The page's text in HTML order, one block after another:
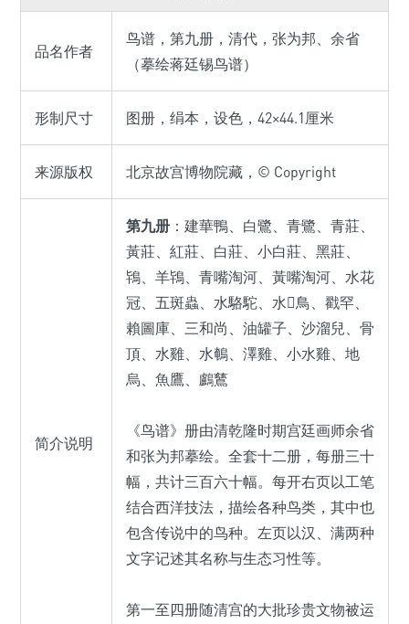
品名作者
鸟谱，第九册，清代，张为邦、余省
（摹绘蒋廷锡鸟谱）
形制尺寸 图册，绢本，设色，42×44.1厘米
来源版权 北京故宫博物院藏，© Copyright
简介说明
第九册 ：建華鴨、白鷺、青鷺、青莊、
黃莊、紅莊、白莊、小白莊、黑莊、
鴇、羊鴇、青嘴淘河、黃嘴淘河、水花
冠、五斑蟲、水駱駝、水𪁕鳥、戳罕、
賴圖庫、三和尚、油罐子、沙溜兒、骨
頂、水雞、水鵪、澤雞、小水雞、地
烏、魚鷹、鸕鶿
《鸟谱》册由清乾隆时期宫廷画师余省
和张为邦摹绘。全套十二册，每册三十
幅，共计三百六十幅。每开右页以工笔
结合西洋技法，描绘各种鸟类，其中也
包含传说中的鸟种。左页以汉、满两种
文字记述其名称与生态习性等。
第一至四册随清宫的大批珍贵文物被运